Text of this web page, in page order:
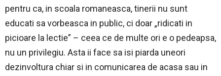
pentru ca, in scoala romaneasca, tinerii nu sunt
educati sa vorbeasca in public, ci doar „ridicati in
picioare la lectie” – ceea ce de multe ori e o pedeapsa,
nu un privilegiu. Asta ii face sa isi piarda uneori
dezinvoltura chiar si in comunicarea de acasa sau in